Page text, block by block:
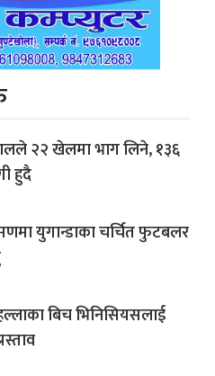
२२ खेलमा भाग लिने, १३६
हुदै
युगान्डाका चर्चित फुटबलर
बिच भिनिसियसलाई